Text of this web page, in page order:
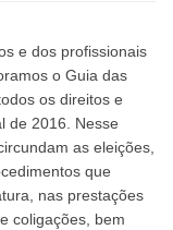
e dos profissionais
o Guia das
os direitos e
de 2016. Nesse
as eleições,
que
nas prestações
coligações, bem